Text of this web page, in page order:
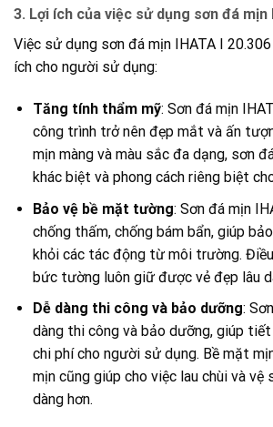
3. Lợi ích của việc sử dụng sơn đá mịn
Việc sử dụng sơn đá mịn IHATA I
ích cho người sử dụng:
Tăng tính thẩm mỹ: Sơn đá mịn
công trình trở nên đẹp mắt và ấn
mịn màng và màu sắc đa dạng, sơn
khác biệt và phong cách riêng biệt
Bảo vệ bề mặt tường: Sơn đá mịn
chống thấm, chống bám bẩn, giúp
khỏi các tác động từ môi trường.
bức tường luôn giữ được vẻ đẹp lâu
Dễ dàng thi công và bảo dưỡng:
dàng thi công và bảo dưỡng, giúp
chi phí cho người sử dụng. Bề mặt
mịn cũng giúp cho việc lau chùi và vệ
dàng hơn.